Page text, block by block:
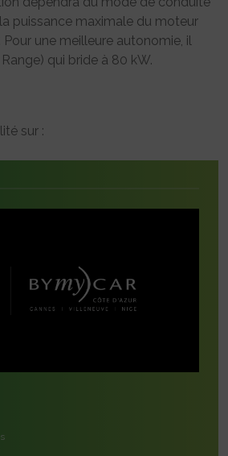
puissance maximale du moteur
une meilleure autonomie, il
qui bride à 80 kW.
sur :